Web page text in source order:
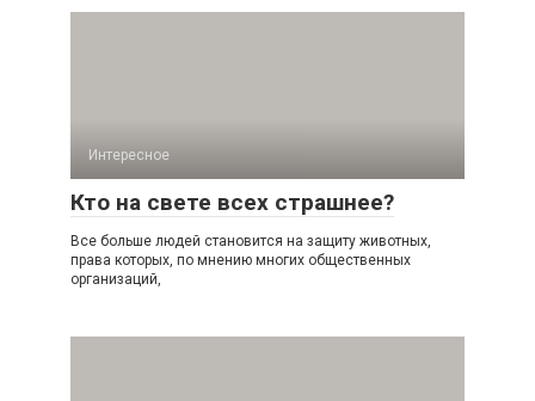
Интересное
Кто на свете всех страшнее?
Все больше людей становится на защиту животных,
права которых, по мнению многих общественных
организаций,